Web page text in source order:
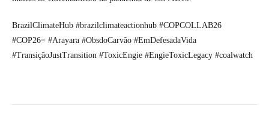
BrazilClimateHub #brazilclimateactionhub #COPCOLLAB26
#COP26= #Arayara #ObsdoCarvão #EmDefesadaVida
#TransiçãoJustTransition #ToxicEngie #EngieToxicLegacy #coalwatch